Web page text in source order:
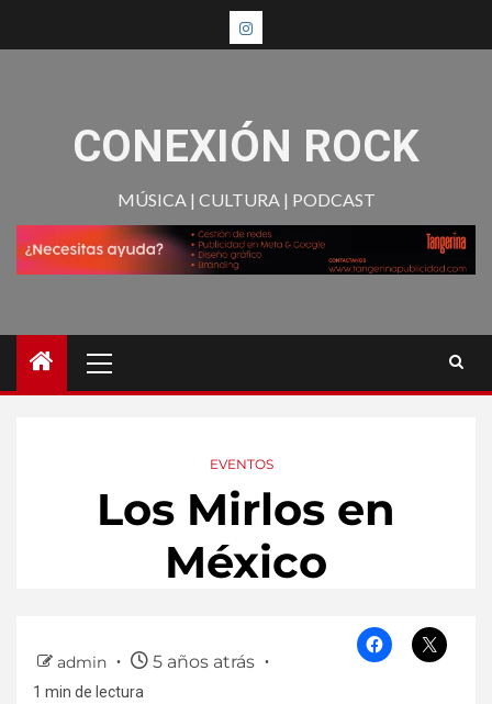
CONEXIÓN ROCK
MÚSICA | CULTURA | PODCAST
EVENTOS
Los Mirlos en
México
admin 5 años atrás
1 min de lectura